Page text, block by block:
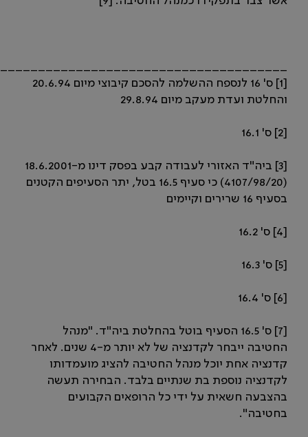
[1] ס' 16 לנספח ההשלמה להסכם קיבוצי מיום 20.6.94
והחלטת ועדת מעקב מיום 29.8.94
[2] ס' 16.1
[3] ביה"ד האזורי לעבודה קבע בפסק דינו מ-18.6.2001
(4107/98/20) כי סעיף 16.5 בטל, יתר הסעיפים הקטנים
בסעיף 16 שרירים וקיימים
[4] ס' 16.2
[5] ס' 16.3
[6] ס' 16.4
[7] ס' 16.5 הסעיף בוטל בהחלטת ביה"ד. "מנהל
החטיבה ייבחר לקדנציה של לא יותר מ-4 שנים. לאחר
קדנציה אחת יוכל מנהל החטיבה להציג מועמדותו
לקדנציה נוספת בת שנתיים בלבד. הבחירה תעשה
בהצבעה חשאית על ידי כל הרופאים הקבועים
בחטיבה".